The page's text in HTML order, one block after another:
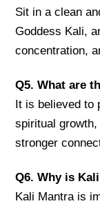
Sit in a clean
Goddess Kali,
concentration,
Q5. What are
It is believed to
spiritual
stronger
Q6. Why is
Kali Mantra is